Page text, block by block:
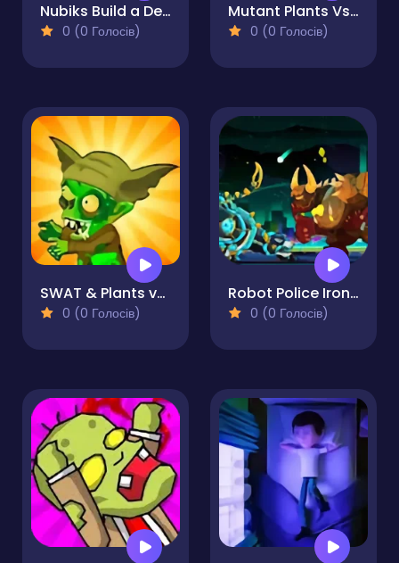
Nubiks Build a Defense vs Zombies
0 (0 Голосів)
Mutant Plants Vs Zombie
0 (0 Голосів)
SWAT & Plants vs Zombies
0 (0 Голосів)
Robot Police Iron Panther
0 (0 Голосів)